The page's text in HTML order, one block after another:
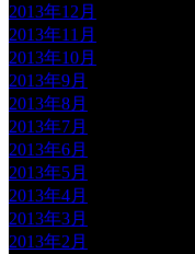
2013年12月
2013年11月
2013年10月
2013年9月
2013年8月
2013年7月
2013年6月
2013年5月
2013年4月
2013年3月
2013年2月